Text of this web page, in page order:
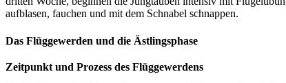
aufblasen, fauchen und mit dem Schnabel schnappen.
Das Flüggewerden und die Ästlingsphase
Zeitpunkt und Prozess des Flüggewerdens